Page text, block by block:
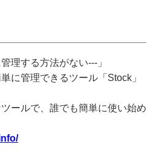
理する方法がない---」
に管理できるツール「Stock」
ールで、誰でも簡単に使い始め